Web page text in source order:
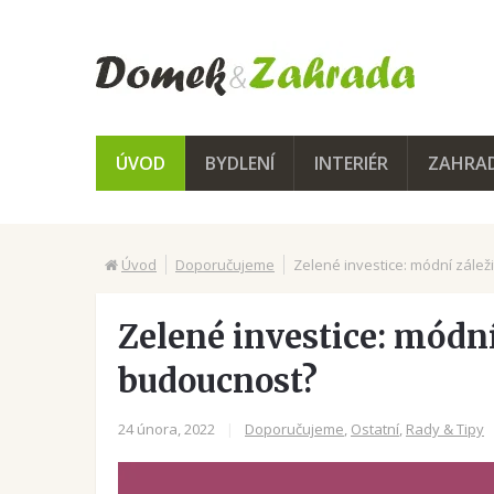
ÚVOD BYDLENÍ INTERIÉR
Úvod Doporučujeme Zelené investice: módní
Zelené investice:
budoucnost?
24 února, 2022 Doporučujeme, Ostatní, Rady & Tipy